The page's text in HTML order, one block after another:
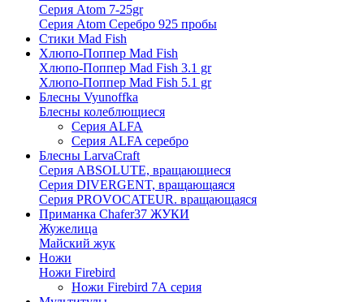
Серия Atom 7-25gr
Серия Atom Серебро 925 пробы
Стики Mad Fish
Хлюпо-Поппер Mad Fish
Хлюпо-Поппер Mad Fish 3.1 gr
Хлюпо-Поппер Mad Fish 5.1 gr
Блесны Vyunoffka
Блесны колеблющиеся
Серия ALFA
Серия ALFA серебро
Блесны LarvaCraft
Серия ABSOLUTE, вращающиеся
Серия DIVERGENT, вращающаяся
Серия PROVOCATEUR. вращающаяся
Приманка Chafer37 ЖУКИ
Жужелица
Майский жук
Ножи
Ножи Firebird
Ножи Firebird 7А серия